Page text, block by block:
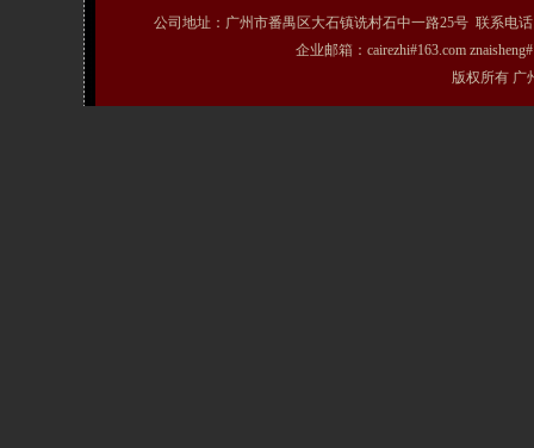
公司地址：广州市番禺区大石镇诜村石中一路25号 联系电话
企业邮箱：cairezhi#163.com
版权所有 广